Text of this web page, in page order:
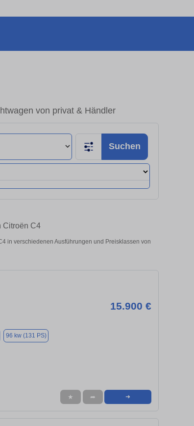
von privat & Händler
Suchen
Citroën C4
in verschiedenen Ausführungen und Preisklassen von
15.900 €
96 kw (131 PS)
★ ➦ ➜